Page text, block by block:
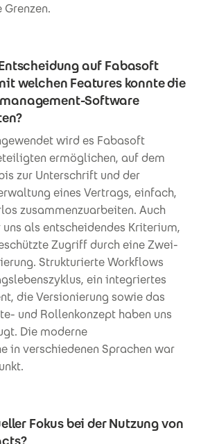
auf Fabasoft
welchen Features konnte die
Software
wird es Fabasoft
ermöglichen, auf dem
zur Unterschrift und der
eines Vertrags, einfach,
zusammenzuarbeiten. Auch
als entscheidendes Kriterium,
Zugriff durch eine Zwei-
Strukturierte Workflows
ein integriertes
die Versionierung sowie das
und Rollenkonzept haben uns
Die moderne
in verschiedenen Sprachen war
Fokus bei der Nutzung von